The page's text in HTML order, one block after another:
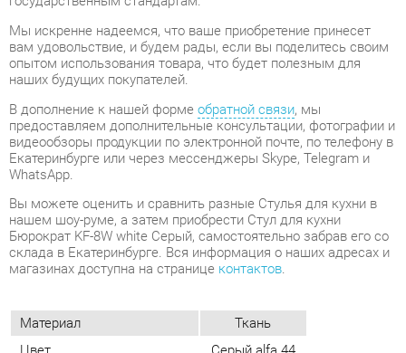
предоставляем дополнительные консультации, фотографии и
видеообзоры продукции по электронной почте, по телефону в
Екатеринбурге или через мессенджеры Skype, Telegram и
WhatsApp.
Вы можете оценить и сравнить разные Стулья для кухни в
нашем шоу-руме, а затем приобрести Стул для кухни
Бюрократ KF-8W white Серый, самостоятельно забрав его со
склада в Екатеринбурге. Вся информация о наших адресах и
магазинах доступна на странице
Материал
Ткань
Цвет
Серый alfa 44
Высота, мм
540
Глубина, мм
230